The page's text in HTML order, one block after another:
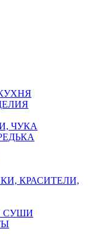
ЧУКА
КРАСИТЕЛИ,
СУШИ